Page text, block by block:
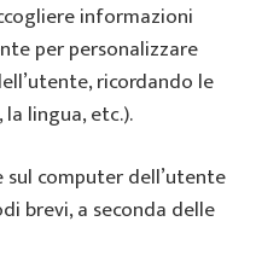
informazioni
per personalizzare
ricordando le
lingua, etc.).
sul computer dell’utente
brevi, a seconda delle